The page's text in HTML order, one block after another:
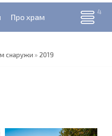
Про храм
снаружи » 2019